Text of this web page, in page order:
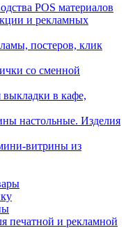
POS материалов
и рекламных
постеров, клик
со сменной
в кафе,
настольные. Изделия
витрины из
печатной и рекламной